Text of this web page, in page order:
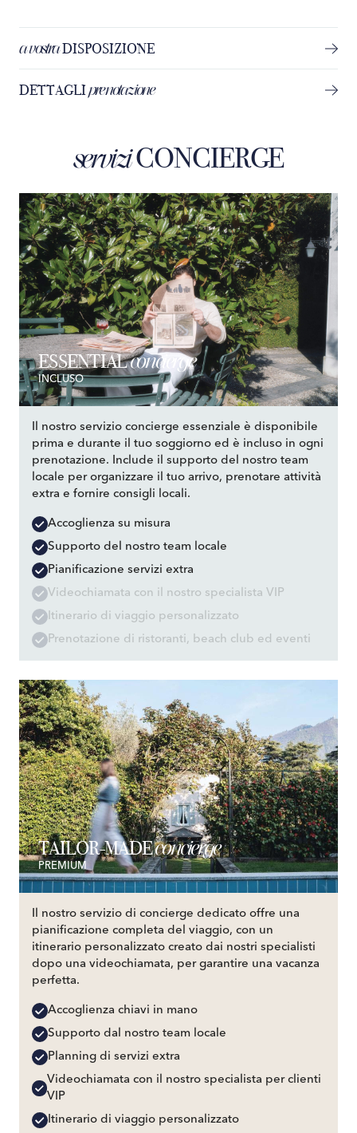
a vostraDISPOSIZIONE
DETTAGLIprenotazione
serviziCONCIERGE
ESSENTIALconcierge
INCLUSO
Il nostro servizio concierge essenziale è disponibile
prima e durante il tuo soggiorno ed è incluso in ogni
prenotazione. Include il supporto del nostro team
locale per organizzare il tuo arrivo, prenotare attività
extra e fornire consigli locali.
Accoglienza su misura
Supporto del nostro team locale
Pianificazione servizi extra
Videochiamata con il nostro specialista VIP
Itinerario di viaggio personalizzato
Prenotazione di ristoranti, beach club ed eventi
TAILOR-MADEconcierge
PREMIUM
Il nostro servizio di concierge dedicato offre una
pianificazione completa del viaggio, con un
itinerario personalizzato creato dai nostri specialisti
dopo una videochiamata, per garantire una vacanza
perfetta.
Accoglienza chiavi in mano
Supporto dal nostro team locale
Planning di servizi extra
Videochiamata con il nostro specialista per clienti
VIP
Itinerario di viaggio personalizzato